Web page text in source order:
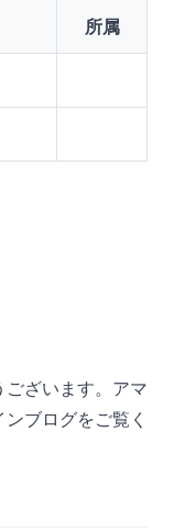
所属
ざいます。アマ
ンブログをご覧く